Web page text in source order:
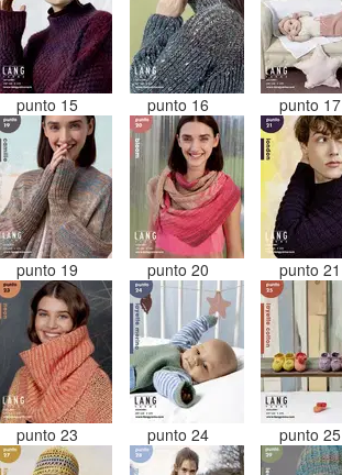
punto 15 punto 16 punto 17
punto 19 punto 20 punto 21
punto 23 punto 24 punto 25